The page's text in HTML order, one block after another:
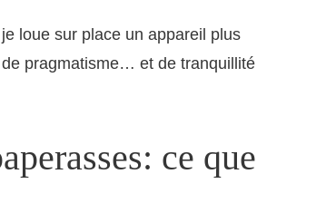
loue sur place un appareil plus
pragmatisme… et de tranquillité
ce que